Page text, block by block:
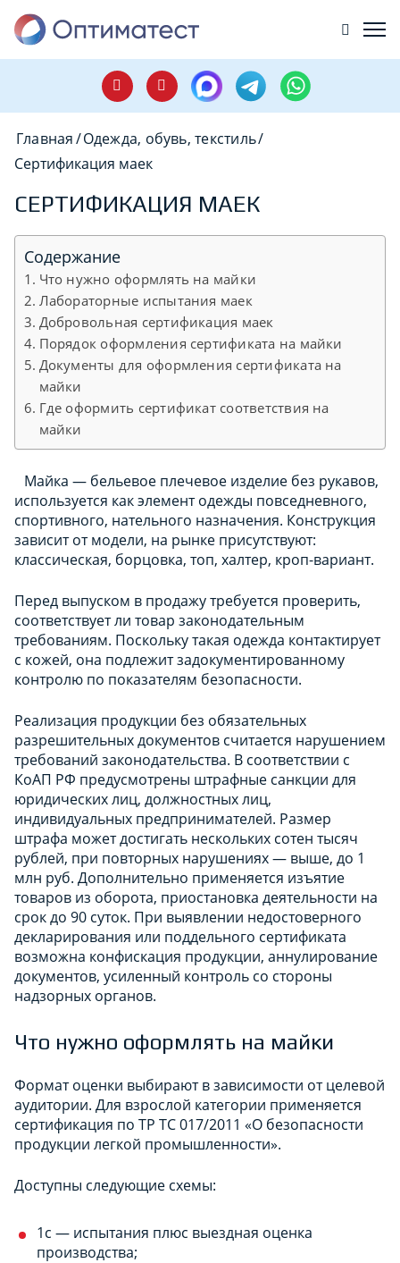
Главная/Одежда, обувь, текстиль/
Сертификация маек
СЕРТИФИКАЦИЯ МАЕК
Содержание
Что нужно оформлять на майки
Лабораторные испытания маек
Добровольная сертификация маек
Порядок оформления сертификата на майки
Документы для оформления сертификата на
майки
Где оформить сертификат соответствия на
майки
Майка — бельевое плечевое изделие без рукавов,
используется как элемент одежды повседневного,
спортивного, нательного назначения. Конструкция
зависит от модели, на рынке присутствуют:
классическая, борцовка, топ, халтер, кроп-вариант.
Перед выпуском в продажу требуется проверить,
соответствует ли товар законодательным
требованиям. Поскольку такая одежда контактирует
с кожей, она подлежит задокументированному
контролю по показателям безопасности.
Реализация продукции без обязательных
разрешительных документов считается нарушением
требований законодательства. В соответствии с
КоАП РФ предусмотрены штрафные санкции для
юридических лиц, должностных лиц,
индивидуальных предпринимателей. Размер
штрафа может достигать нескольких сотен тысяч
рублей, при повторных нарушениях — выше, до 1
млн руб. Дополнительно применяется изъятие
товаров из оборота, приостановка деятельности на
срок до 90 суток. При выявлении недостоверного
декларирования или поддельного сертификата
возможна конфискация продукции, аннулирование
документов, усиленный контроль со стороны
надзорных органов.
Что нужно оформлять на майки
Формат оценки выбирают в зависимости от целевой
аудитории. Для взрослой категории применяется
сертификация по ТР ТС 017/2011 «О безопасности
продукции легкой промышленности».
Доступны следующие схемы:
1с — испытания плюс выездная оценка
производства;